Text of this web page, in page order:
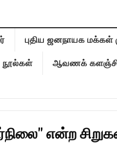
புதிய ஜனநாயக
நூல்கள் ஆவணக்
என்ற